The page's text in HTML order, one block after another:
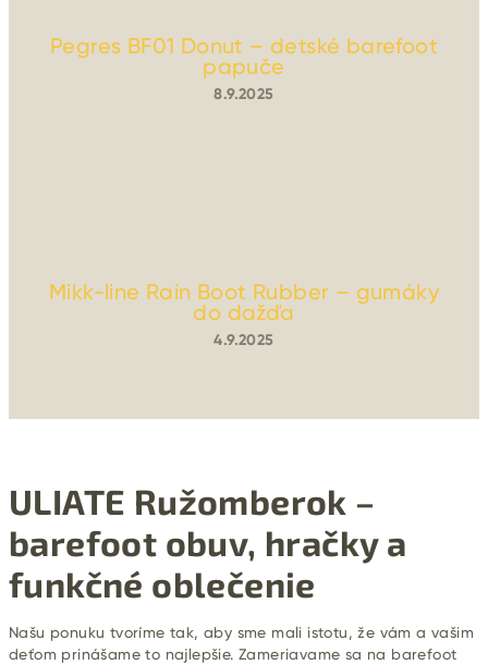
Pegres BF01 Donut – detské barefoot
papuče
8.9.2025
Mikk-line Rain Boot Rubber – gumáky
do dažďa
5
4.9.2025
ULIATE Ružomberok –
barefoot obuv, hračky a
funkčné oblečenie
Našu ponuku tvoríme tak, aby sme mali istotu, že vám a vašim
deťom prinášame to najlepšie. Zameriavame sa na barefoot